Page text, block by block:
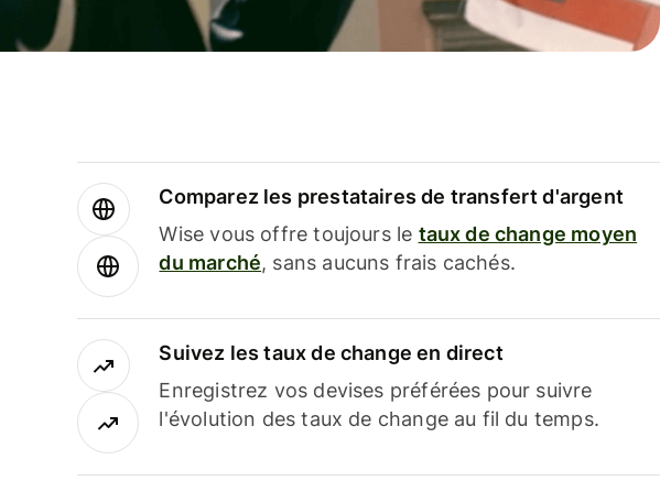
Comparez les prestataires de transfert d'argent
Wise vous offre toujours le taux de change moyen
du marché, sans aucuns frais cachés.
Suivez les taux de change en direct
Enregistrez vos devises préférées pour suivre
l'évolution des taux de change au fil du temps.